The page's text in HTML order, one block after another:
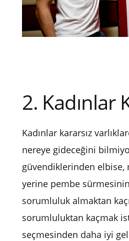
2. Kadınlar
Kadınlar kararsız
nereye gideceğini
güvendiklerinden elbise,
yerine pembe sürmesinin
sorumluluk almaktan
sorumluluktan kaçmak
seçmesinden daha iyi